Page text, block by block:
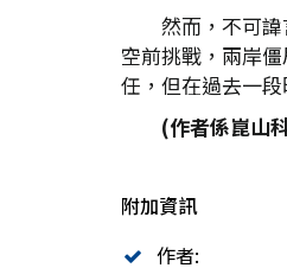
然而，不可
空前挑戰，兩岸
任，但在過去一
(作者係崑山
附加資訊
作者: